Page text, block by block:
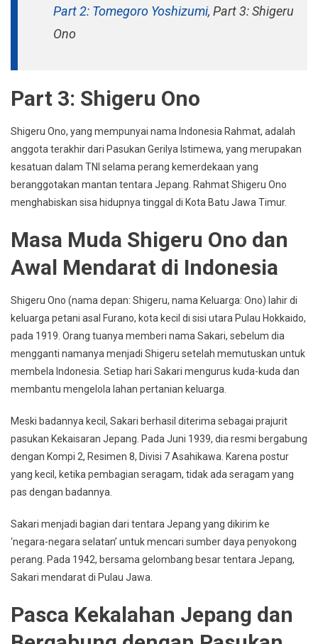
Part 2: Tomegoro Yoshizumi, Part 3: Shigeru
Ono
Part 3: Shigeru Ono
Shigeru Ono, yang mempunyai nama Indonesia Rahmat, adalah
anggota terakhir dari Pasukan Gerilya Istimewa, yang merupakan
kesatuan dalam TNI selama perang kemerdekaan yang
beranggotakan mantan tentara Jepang. Rahmat Shigeru Ono
menghabiskan sisa hidupnya tinggal di Kota Batu Jawa Timur.
Masa Muda Shigeru Ono dan
Awal Mendarat di Indonesia
Shigeru Ono (nama depan: Shigeru, nama Keluarga: Ono) lahir di
keluarga petani asal Furano, kota kecil di sisi utara Pulau Hokkaido,
pada 1919. Orang tuanya memberi nama Sakari, sebelum dia
mengganti namanya menjadi Shigeru setelah memutuskan untuk
membela Indonesia. Setiap hari Sakari mengurus kuda-kuda dan
membantu mengelola lahan pertanian keluarga.
Meski badannya kecil, Sakari berhasil diterima sebagai prajurit
pasukan Kekaisaran Jepang. Pada Juni 1939, dia resmi bergabung
dengan Kompi 2, Resimen 8, Divisi 7 Asahikawa. Karena postur
yang kecil, ketika pembagian seragam, tidak ada seragam yang
pas dengan badannya.
Sakari menjadi bagian dari tentara Jepang yang dikirim ke
‘negara-negara selatan’ untuk mencari sumber daya penyokong
perang. Pada 1942, bersama gelombang besar tentara Jepang,
Sakari mendarat di Pulau Jawa.
Pasca Kekalahan Jepang dan